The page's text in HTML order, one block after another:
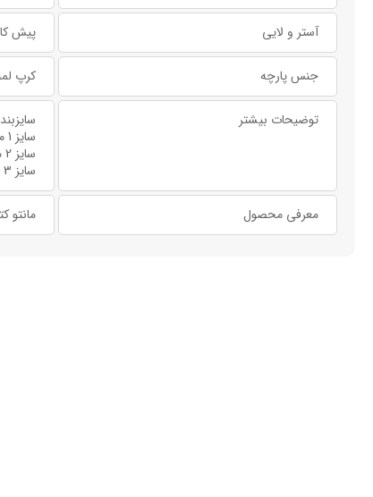
آستر و لایی پیش
جنس پارچه کرپ
توضیحات بیشتر
سایزبندی 1
سایز 1 مناسب: 38 تا 40
سایز 2 مناسب: 42 تا 44
سایز 3 مناسب: 46 تا 48
معرفی محصول مانتو